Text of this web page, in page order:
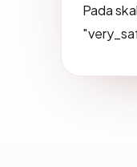
Pada